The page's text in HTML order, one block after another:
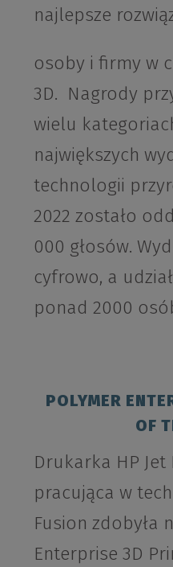
najlepsze
osoby i firmy w
3D. Nagrody
wielu
największych
technologii
2022 zostało
000 głosów.
cyfrowo, a
ponad 2000
POLYMER
OF
Drukarka HP Jet
pracująca w
Fusion zdobyła
Enterprise 3D